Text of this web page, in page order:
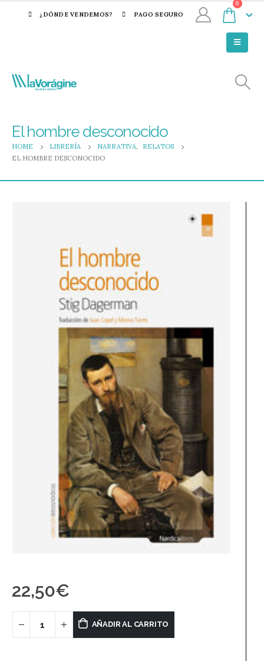
¿DÓNDE VENDEMOS? PAGO SEGURO
0
El hombre desconocido
HOME LIBRERÍA NARRATIVA,
RELATOS
EL HOMBRE DESCONOCIDO
22,50€
AÑADIR AL CARRITO